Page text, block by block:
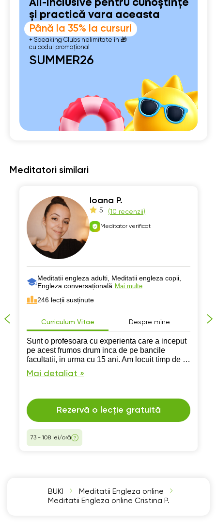
All-inclusive pentru cunoștințe
și practică vara aceasta
Până la 35% la cursuri
+ Speaking Clubs nelimitate în 🎁
cu codul promoțional
SUMMER26
Meditatori similari
Ioana P.
5 (10 recenzii)
Meditator verificat
Meditatii engleza adulti, Meditatii engleza copii,
Engleza conversațională Mai multe
246 lecții susținute
Curriculum Vitae Despre mine
Sunt o profesoara cu experienta care a inceput
pe acest frumos drum inca de pe bancile
facultatii, in urma cu 15 ani. Am locuit timp de 5
ani in Marea Britanie, unde am putut aprofunda
si experimenta cu adevarat cultura Engleza.
Mai detaliat »
Rezervă o lecție gratuită
73 - 108 lei/oră
BUKI
Meditatii Engleza online
Meditatii Engleza online Cristina P.